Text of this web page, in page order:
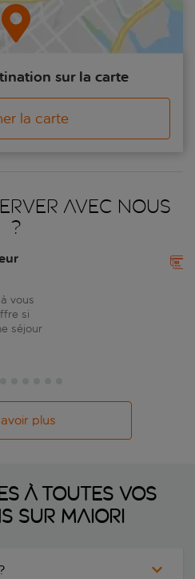
sur la carte
la carte
avec nous
?
vous
si
séjour
plus
à toutes vos
sur Maiori